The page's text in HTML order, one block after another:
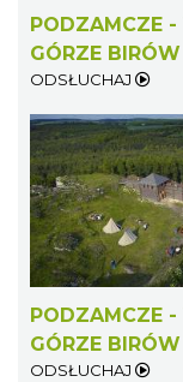
PODZAMCZE -
GÓRZE BIRÓW
ODSŁUCHAJ
PODZAMCZE -
GÓRZE
ODSŁUCHAJ